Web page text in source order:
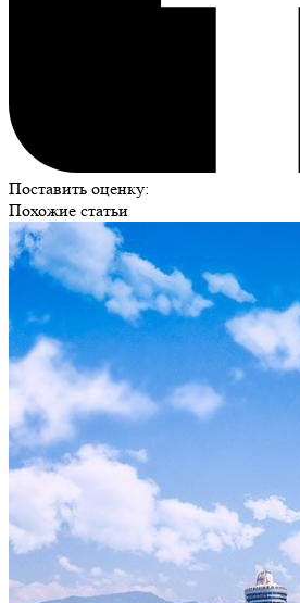
Поставить оценку:
Похожие статьи